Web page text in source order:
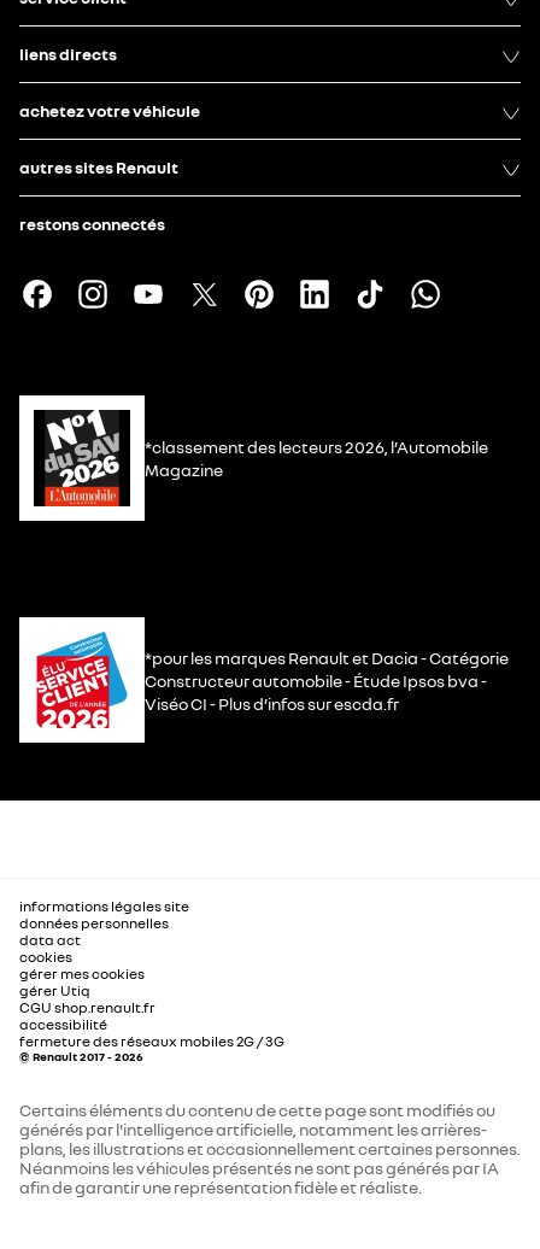
liens directs
achetez votre véhicule
autres sites Renault
restons connectés
*classement des lecteurs 2026, l’Automobile
Magazine
*pour les marques Renault et Dacia - Catégorie
Constructeur automobile - Étude Ipsos bva -
Viséo CI - Plus d’infos sur escda.fr
informations légales site
données personnelles
data act
cookies
gérer mes cookies
gérer Utiq
CGU shop.renault.fr
accessibilité
fermeture des réseaux mobiles 2G / 3G
© Renault 2017 - 2026
Certains éléments du contenu de cette page sont modifiés ou
générés par l'intelligence artificielle, notamment les arrières-
plans, les illustrations et occasionnellement certaines personnes.
Néanmoins les véhicules présentés ne sont pas générés par IA
afin de garantir une représentation fidèle et réaliste.